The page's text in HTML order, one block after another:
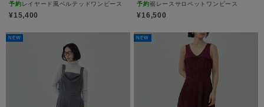
予約レイヤード風ベルテッドワンピース
¥15,400
予約裾レースサロペットワンピース
¥16,500
NEW NEW